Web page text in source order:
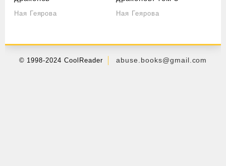
Ная Геярова Ная Геярова
© 1998-2024 CoolReader abuse.books@gmail.com